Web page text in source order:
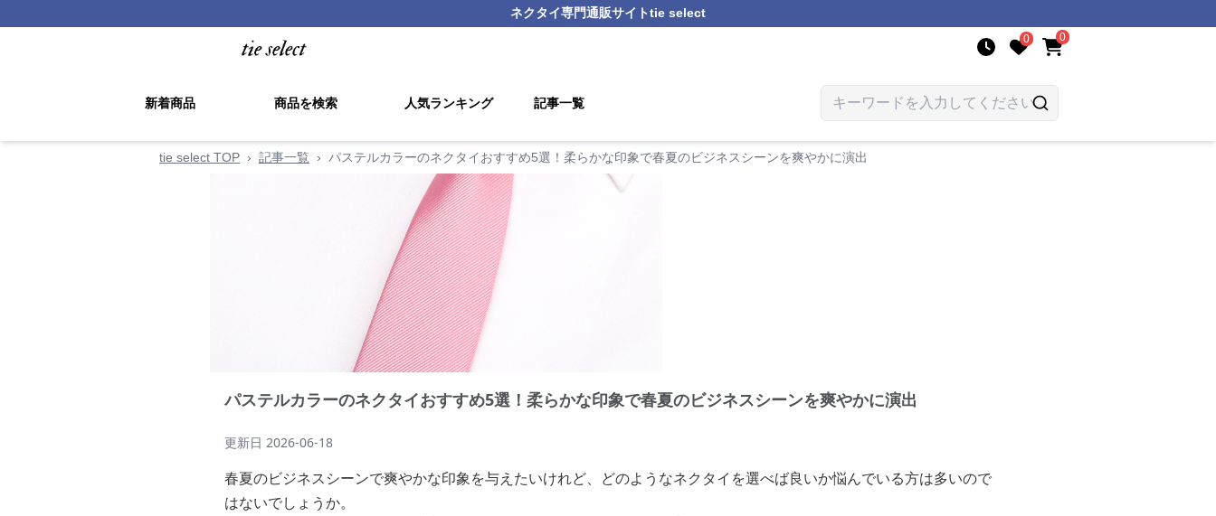
ネクタイ専門通販サイトtie select
0 0
新着商品 商品を検索 人気ランキング 記事一覧
tie select TOP › 記事一覧 › パステルカラーのネクタイおすすめ5選！柔らかな印象で春夏のビジネスシーンを爽やかに演出
パステルカラーのネクタイおすすめ5選！柔らかな印象で春夏のビジネスシーンを爽やかに演出
更新日 2026-06-18
春夏のビジネスシーンで爽やかな印象を与えたいけれど、どのようなネクタイを選べば良いか悩んでいる方は多いので
はないでしょうか。